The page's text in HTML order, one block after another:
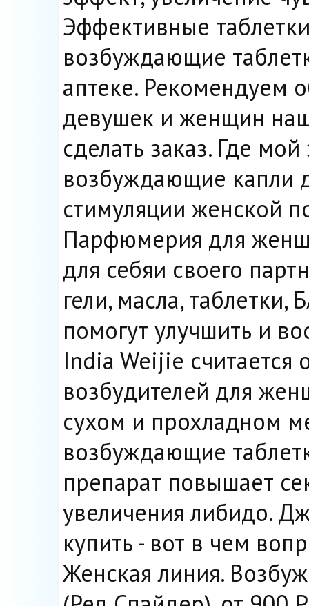
Эффективные
возбуждающие
аптеке. Рекомендуем
девушек и женщин
сделать заказ. Где
возбуждающие капли
стимуляции женской
Парфюмерия для
для себяи своего
гели, масла,
помогут улучшить и
India Weijie
возбудителей для
сухом и прохладном
возбуждающие
препарат повышает
увеличения либидо.
купить - вот в чем
Женская линия.